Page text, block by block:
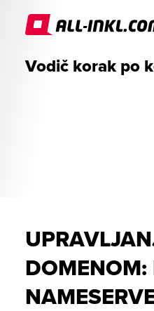
Vodič korak po
DOMENOM: